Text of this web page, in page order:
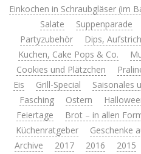
Einkochen in Schraubgläser (im
Salate
Suppenparade
Partyzubehör
Dips,
Kuchen, Cake Pops & Co.
Cookies und Plätzchen
Eis
Grill-Special Saisonales
Fasching
Ostern
Feiertage
Brot – in allen
Küchenratgeber
Geschenke
Archive
2017 2016 2015